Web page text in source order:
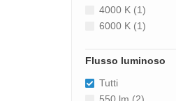
4000 K (1)
6000 K (1)
Flusso luminoso
Tutti